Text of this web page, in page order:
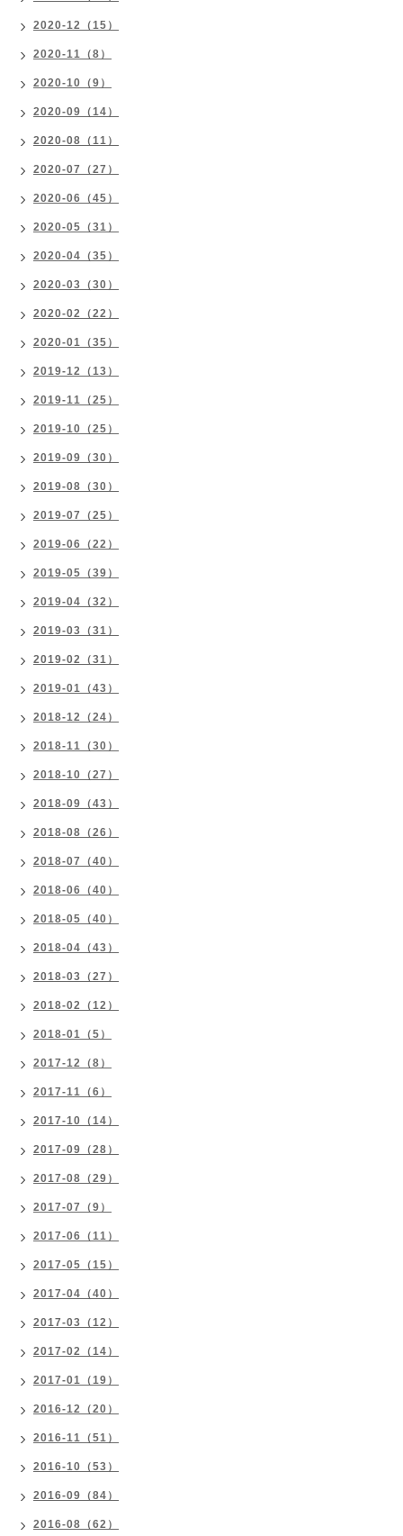
2020-12（15）
2020-11（8）
2020-10（9）
2020-09（14）
2020-08（11）
2020-07（27）
2020-06（45）
2020-05（31）
2020-04（35）
2020-03（30）
2020-02（22）
2020-01（35）
2019-12（13）
2019-11（25）
2019-10（25）
2019-09（30）
2019-08（30）
2019-07（25）
2019-06（22）
2019-05（39）
2019-04（32）
2019-03（31）
2019-02（31）
2019-01（43）
2018-12（24）
2018-11（30）
2018-10（27）
2018-09（43）
2018-08（26）
2018-07（40）
2018-06（40）
2018-05（40）
2018-04（43）
2018-03（27）
2018-02（12）
2018-01（5）
2017-12（8）
2017-11（6）
2017-10（14）
2017-09（28）
2017-08（29）
2017-07（9）
2017-06（11）
2017-05（15）
2017-04（40）
2017-03（12）
2017-02（14）
2017-01（19）
2016-12（20）
2016-11（51）
2016-10（53）
2016-09（84）
2016-08（62）